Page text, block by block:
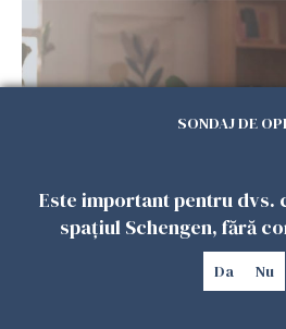
Vrei să te muți în SUA? Un
arată ce se întâmplă cu
SONDAJ DE
Este important pentru dvs.
spațiul Schengen, fără
Da Nu